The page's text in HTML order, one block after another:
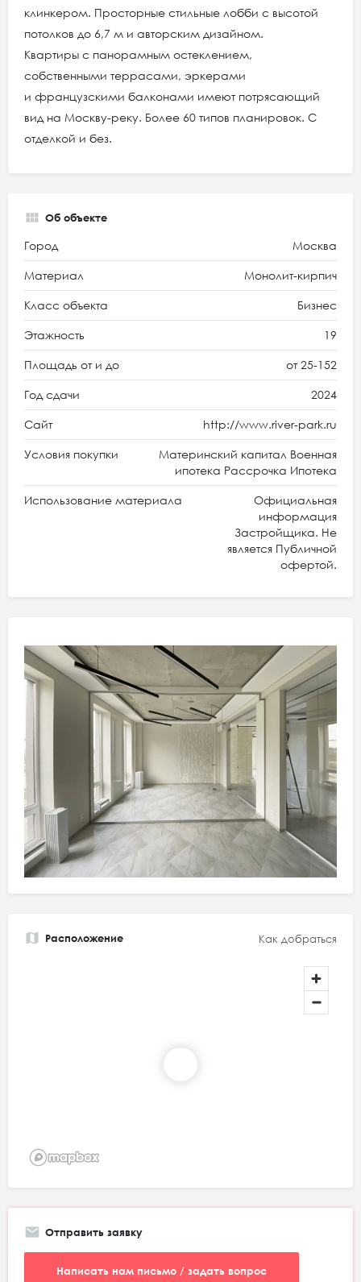
клинкером. Просторные стильные лобби с высотой
потолков до 6,7 м и авторским дизайном.
Квартиры с панорамным остеклением,
собственными террасами, эркерами
и французскими балконами имеют потрясающий
вид на Москву-реку. Более 60 типов планировок. С
отделкой и без.
Об объекте
Город Москва
Материал Монолит-кирпич
Класс объекта Бизнес
Этажность 19
Площадь от и до от 25-152
Год сдачи 2024
Сайт http://www.river-park.ru
Условия покупки
Материнский капитал Военная
ипотека Рассрочка Ипотека
Использование материала
Официальная
информация
Застройщика. Не
является Публичной
офертой.
Расположение Как добраться
Отправить заявку
Написать нам письмо / задать вопрос